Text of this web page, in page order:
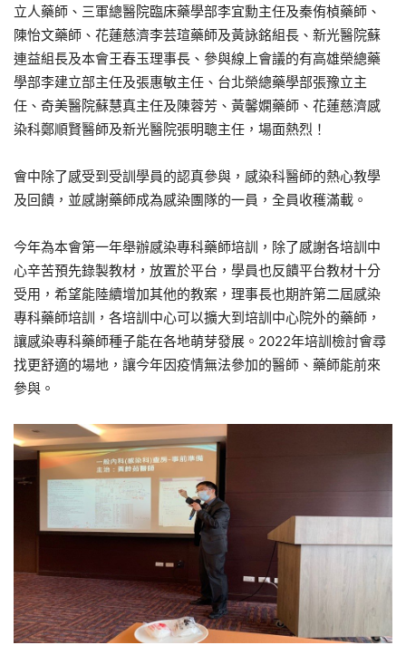
立人藥師、三軍總醫院臨床藥學部李宜勳主任及秦侑楨藥師、
陳怡文藥師、花蓮慈濟李芸瑄藥師及黃詠銘組長、新光醫院蘇
連益組長及本會王春玉理事長、參與線上會議的有高雄榮總藥
學部李建立部主任及張惠敏主任、台北榮總藥學部張豫立主
任、奇美醫院蘇慧真主任及陳蓉芳、黃馨嫻藥師、花蓮慈濟感
染科鄭順賢醫師及新光醫院張明聰主任，場面熱烈！
會中除了感受到受訓學員的認真參與，感染科醫師的熱心教學
及回饋，並感謝藥師成為感染團隊的一員，全員收穫滿載。
今年為本會第一年舉辦感染專科藥師培訓，除了感謝各培訓中
心辛苦預先錄製教材，放置於平台，學員也反饋平台教材十分
受用，希望能陸續增加其他的教案，理事長也期許第二屆感染
專科藥師培訓，各培訓中心可以擴大到培訓中心院外的藥師，
讓感染專科藥師種子能在各地萌芽發展。2022年培訓檢討會尋
找更舒適的場地，讓今年因疫情無法參加的醫師、藥師能前來
參與。